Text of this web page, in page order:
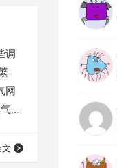
调
网
源